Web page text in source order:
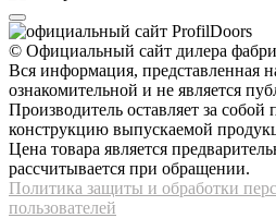
© Официальный сайт дилера
Вся информация, представленная
ознакомительной и не является
Производитель оставляет за
конструкцию выпускаемой
Цена товара является
рассчитывается при обращении.
Политика защиты и обработки
пользователей